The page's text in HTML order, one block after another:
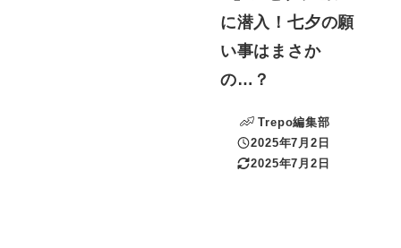
に潜入！七夕の願
い事はまさか
の…？
Trepo編集部
投稿日
2025年7月2日
更新日
2025年7月2日